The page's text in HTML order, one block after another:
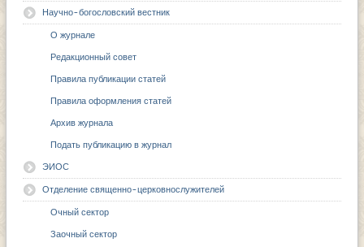
Научно-богословский вестник
О журнале
Редакционный совет
Правила публикации статей
Правила оформления статей
Архив журнала
Подать публикацию в журнал
ЭИОС
Отделение священно-церковнослужителей
Очный сектор
Заочный сектор